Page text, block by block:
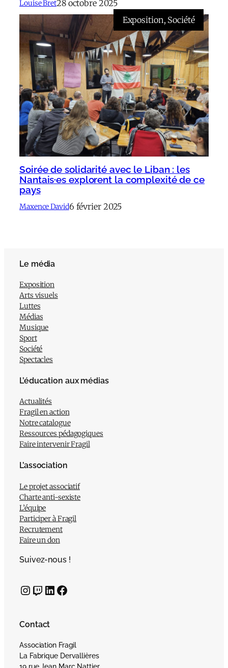
Louise Bret28 octobre 2025
Exposition, Société
Soirée de solidarité avec le Liban : les
Nantais·es explorent la complexité de ce
pays
Maxence David6 février 2025
Le média
Exposition
Arts visuels
Luttes
Médias
Musique
Sport
Société
Spectacles
L’éducation aux médias
Actualités
Fragil en action
Notre catalogue
Ressources pédagogiques
Faire intervenir Fragil
L’association
Le projet associatif
Charte anti-sexiste
L’équipe
Participer à Fragil
Recrutement
Faire un don
Suivez-nous !
InstagramTwitch LinkedIn Facebook
Contact
Association Fragil
La Fabrique Dervallières